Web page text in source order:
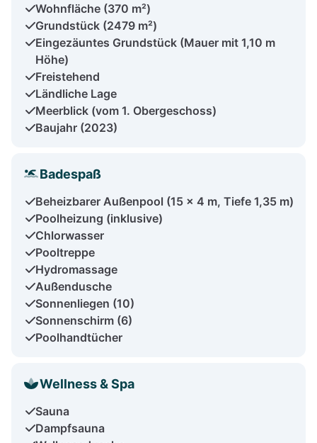
Wohnfläche (370 m²)
Grundstück (2479 m²)
Eingezäuntes Grundstück (Mauer mit 1,10 m
Höhe)
Freistehend
Ländliche Lage
Meerblick (vom 1. Obergeschoss)
Baujahr (2023)
Badespaß
Beheizbarer Außenpool (15 x 4 m, Tiefe 1,35 m)
Poolheizung (inklusive)
Chlorwasser
Pooltreppe
Hydromassage
Außendusche
Sonnenliegen (10)
Sonnenschirm (6)
Poolhandtücher
Wellness & Spa
Sauna
Dampfsauna